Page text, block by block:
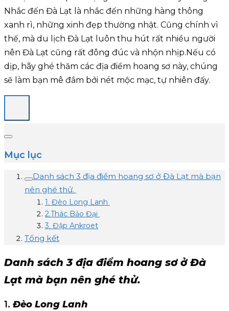
Nhắc đến Đà Lạt là nhắc đến những hàng thông
xanh rì, những xinh đẹp thường nhật. Cũng chính vì
thế, mà du lịch Đà Lạt luôn thu hút rất nhiều người
nên Đà Lạt cũng rất đông đúc và nhộn nhịp.Nếu có
dịp, hãy ghé thăm các địa điểm hoang sơ này, chúng
sẽ làm bạn mê đắm bởi nét mộc mạc, tự nhiên đấy.
Mục lục
Danh sách 3 địa điểm hoang sơ ở Đà Lạt mà bạn
nên ghé thử.
1. Đèo Long Lanh
2.Thác Bảo Đại
3. Đập Ankroet
Tổng kết
Danh sách 3 địa điểm hoang sơ ở Đà
Lạt mà bạn nên ghé thử.
1. Đèo Long Lanh